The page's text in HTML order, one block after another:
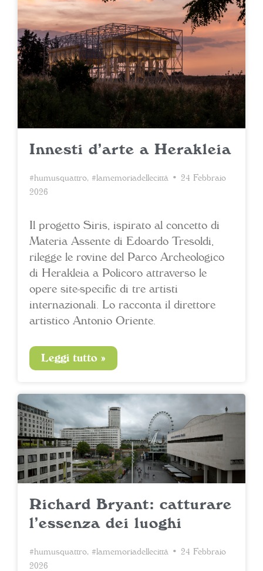
Innesti d’arte a Herakleia
#humusquattro, #lamemoriadellecittà • 24 Febbraio
2026
Il progetto Siris, ispirato al concetto di
Materia Assente di Edoardo Tresoldi,
rilegge le rovine del Parco Archeologico
di Herakleia a Policoro attraverso le
opere site-specific di tre artisti
internazionali. Lo racconta il direttore
artistico Antonio Oriente.
Leggi tutto »
Richard Bryant: catturare
l’essenza dei luoghi
#humusquattro, #lamemoriadellecittà • 24 Febbraio
2026